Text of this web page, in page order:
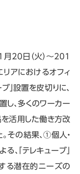
20日（火）～201
リアにおけるオフィ
」設置を皮切りに、
、多くのワーカー
を活用した働き方改
その結果、①個人・
、「テレキューブ」
る潜在的ニーズの